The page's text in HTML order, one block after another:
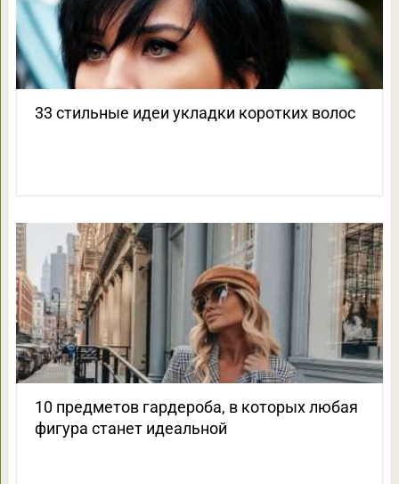
33 стильные идеи укладки коротких волос
10 предметов гардероба, в которых любая
фигура станет идеальной